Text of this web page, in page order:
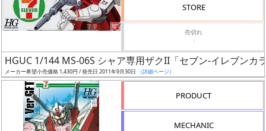
フ
リ
STORE
売切れ
-
HGUC 1/144 MS-06S シャア専用ザクII「セブン-イレブンカ
メーカー希望小売価格 1,430円 / 発売日 2011年9月30日 （詳細ページ）
PRODUCT
MECHANIC